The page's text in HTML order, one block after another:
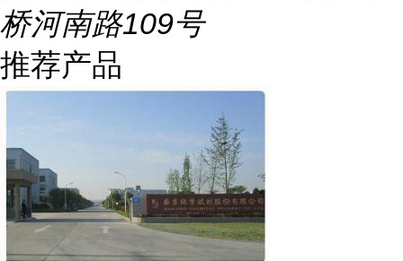
桥河南路109号
推荐产品